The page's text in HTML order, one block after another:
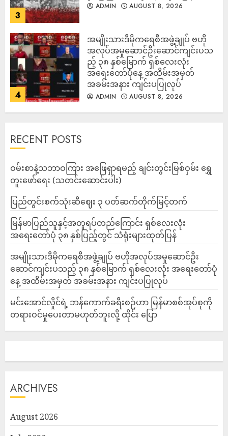
3
ADMIN AUGUST 8, 2026
4
အမျိုးသားဒီမိုကရေစီအဖွဲ့ချုပ် ဗဟို
အလုပ်အမှုဆောင်ဦးဆောင်ကျင်းပသ
ည့် ၃၈ နှစ်မြောက် ရှစ်လေးလုံး
အရေးတော်ပုံနေ့ အထိမ်းအမှတ်
အခမ်းအနား ကျင်းပပြုလုပ်
ADMIN AUGUST 8, 2026
RECENT POSTS
ဝမ်းစာနဲ့သဘာဝကြား အဖြေရှာရမည့် ချင်းတွင်းမြစ်ဝှမ်း ရွှေ
တူးဖော်ရေး (သတင်းဆောင်းပါး)
ပြည်တွင်းစက်သုံးဆီဈေး ၃ ပတ်ဆက်တိုက်မြင့်တက်
မြန်မာပြည်သူနှင့်အတူရပ်တည်ကြောင်း ရှစ်လေးလုံး
အရေးတော်ပုံ ၃၈ နှစ်ပြည့်တွင် သံရုံးများထုတ်ပြန်
အမျိုးသားဒီမိုကရေစီအဖွဲ့ချုပ် ဗဟိုအလုပ်အမှုဆောင်ဦး
ဆောင်ကျင်းပသည့် ၃၈ နှစ်မြောက် ရှစ်လေးလုံး အရေးတော်ပုံ
နေ့ အထိမ်းအမှတ် အခမ်းအနား ကျင်းပပြုလုပ်
မင်းအောင်လှိုင်ရဲ့ ဘန်ကောက်ခရီးစဉ်ဟာ မြန်မာစစ်အုပ်စုကို
တရားဝင်မှုပေးတာမဟုတ်ဘူးလို့ ထိုင်း ပြော
ARCHIVES
August 2026